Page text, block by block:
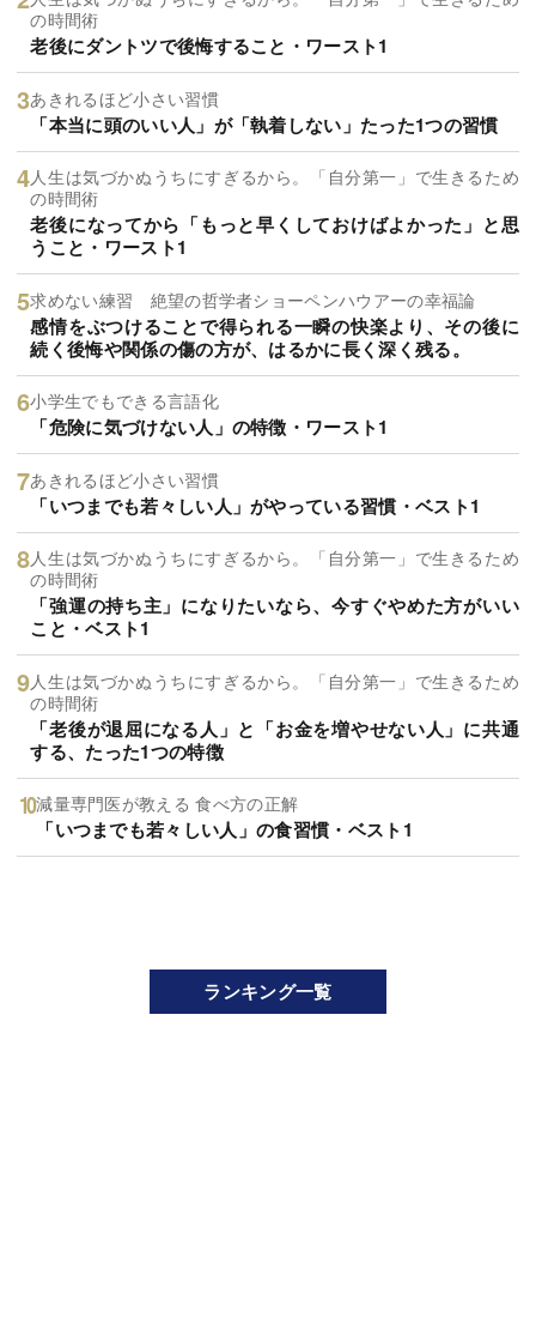
の時間術
老後にダントツで後悔すること・ワースト1
あきれるほど小さい習慣
「本当に頭のいい人」が「執着しない」たった1つの習慣
人生は気づかぬうちにすぎるから。「自分第一」で生きるため
の時間術
老後になってから「もっと早くしておけばよかった」と思
うこと・ワースト1
求めない練習 絶望の哲学者ショーペンハウアーの幸福論
感情をぶつけることで得られる一瞬の快楽より、その後に
続く後悔や関係の傷の方が、はるかに長く深く残る。
小学生でもできる言語化
「危険に気づけない人」の特徴・ワースト1
あきれるほど小さい習慣
「いつまでも若々しい人」がやっている習慣・ベスト1
人生は気づかぬうちにすぎるから。「自分第一」で生きるため
の時間術
「強運の持ち主」になりたいなら、今すぐやめた方がいい
こと・ベスト1
人生は気づかぬうちにすぎるから。「自分第一」で生きるため
の時間術
「老後が退屈になる人」と「お金を増やせない人」に共通
する、たった1つの特徴
減量専門医が教える 食べ方の正解
「いつまでも若々しい人」の食習慣・ベスト1
ランキング一覧